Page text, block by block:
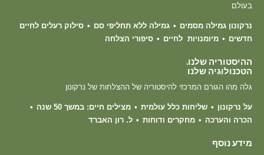
בעולם
נרקונון גמילה מסמים גמילה ללא תחליפי סם
סילוק רעלים לחיים
חדשים
מיומנויות לחיים סיפורי הצלחה
ההיסטוריה שלנו.
הטכנולוגיה שלנו
גלה מהו הגורם המרכזי להיסטוריה של ההצלחות של נרקונון
על נרקונון שליחות כלל עולמית
מצילים חיים: במשך 50 שנה
הכרה והערכה
מחקרים ודוחות ל. רון האברד
מידע נוסף